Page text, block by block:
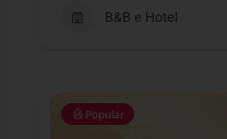
B&B e Hotel
Popular